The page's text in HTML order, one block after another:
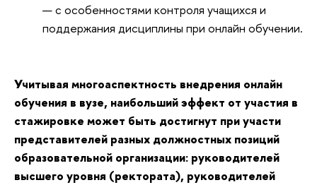
с особенностями контроля учащихся и
поддержания дисциплины при онлайн обучении.
Учитывая многоаспектность внедрения онлайн
обучения в вузе, наибольший эффект от участия в
стажировке может быть достигнут при участи
представителей разных должностных позиций
образовательной организации: руководителей
высшего уровня (ректората), руководителей